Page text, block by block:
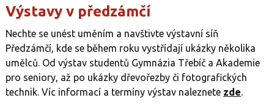
Výstavy v předzámčí
Nechte se unést uměním a navštivte výstavní síň
Předzámčí, kde se během roku vystřídají ukázky několika
umělců. Od výstav studentů Gymnázia Třebíč a Akademie
pro seniory, až po ukázky dřevořezby či fotografických
technik. Víc informací a termíny výstav naleznete zde.